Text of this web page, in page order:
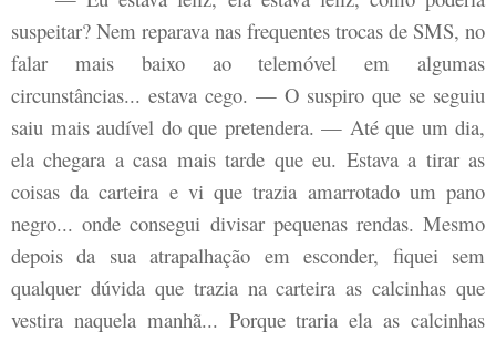
suspeitar? Nem reparava nas frequentes trocas de SMS, no
falar mais baixo ao telemóvel em algumas
circunstâncias... estava cego. — O suspiro que se seguiu
saiu mais audível do que pretendera. — Até que um dia,
ela chegara a casa mais tarde que eu. Estava a tirar as
coisas da carteira e vi que trazia amarrotado um pano
negro... onde consegui divisar pequenas rendas. Mesmo
depois da sua atrapalhação em esconder, fiquei sem
qualquer dúvida que trazia na carteira as calcinhas que
vestira naquela manhã... Porque traria ela as calcinhas